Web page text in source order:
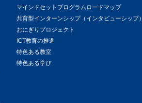
マインドセットプログラムロードマップ
共育型インターンシップ（インタビューシップ）
おにぎりプロジェクト
ICT教育の推進
特色ある教室
特色ある学び